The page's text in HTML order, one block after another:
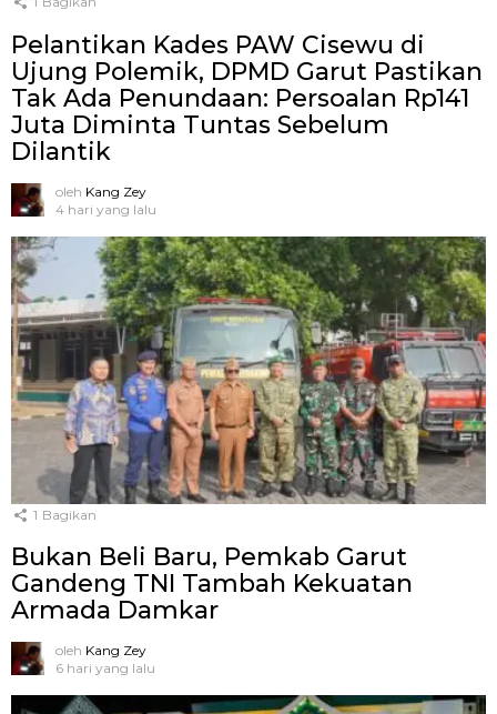
Pelantikan Kades PAW Cisewu di
Ujung Polemik, DPMD Garut Pastikan
Tak Ada Penundaan: Persoalan Rp141
Juta Diminta Tuntas Sebelum
Dilantik
oleh Kang Zey
4 hari yang lalu
1 Bagikan
Bukan Beli Baru, Pemkab Garut
Gandeng TNI Tambah Kekuatan
Armada Damkar
oleh Kang Zey
6 hari yang lalu